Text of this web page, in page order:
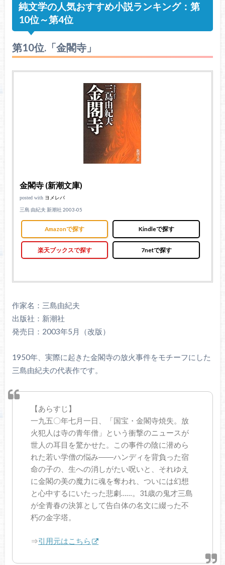
純文学の人気おすすめ小説ランキング：第
10位～第4位
第10位.「金閣寺」
金閣寺 (新潮文庫)
posted with ヨメレバ
三島 由紀夫 新潮社 2003-05
Amazonで探す Kindleで探す
楽天ブックスで探す 7netで探す
作家名：三島由紀夫
出版社：新潮社
発売日：2003年5月（改版）
1950年、実際に起きた金閣寺の放火事件をモチーフにした
三島由紀夫の代表作です。
【あらすじ】
一九五〇年七月一日、「国宝・金閣寺焼失。放
火犯人は寺の青年僧」という衝撃のニュースが
世人の耳目を驚かせた。この事件の陰に潜めら
れた若い学僧の悩み――ハンディを背負った宿
命の子の、生への消しがたい呪いと、それゆえ
に金閣の美の魔力に魂を奪われ、ついには幻想
と心中するにいたった悲劇……。31歳の鬼才三島
が全青春の決算として告白体の名文に綴った不
朽の金字塔。
⇒引用元はこちら